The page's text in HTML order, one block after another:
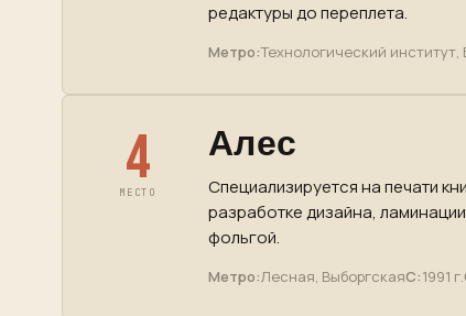
редактуры до переплета.
Метро:Технологический институт,
4
МЕСТО
Алес
Специализируется на печати
разработке дизайна,
фольгой.
Метро:Лесная, ВыборгскаяС:1991 г.